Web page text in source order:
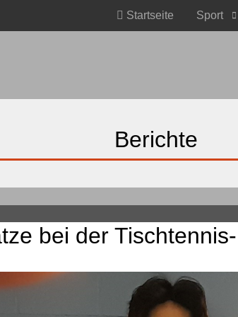
Startseite Sport
Berichte
bei der
ruhige Kugel